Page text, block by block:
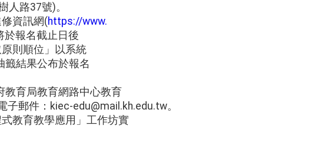
人路37號)。
資訊網(https://www.
於報名截止日後
則順位」以系統
籤結果公布於報名
教育局教育網路中心教育
郵件：kiec-edu@mail.kh.edu.tw。
教育教學應用」工作坊實